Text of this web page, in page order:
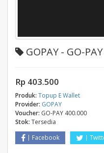
GOPAY - GO-
Rp 403.500
Produk: Topup E Wallet
Provider: GOPAY
Voucher: GO-PAY 400.000
Stok: Tersedia
Facebook